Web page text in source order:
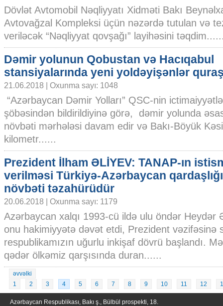
Dövlət Avtomobil Nəqliyyatı Xidməti Bakı
Avtovağzal Kompleksi üçün nəzərdə tutulan və
veriləcək “Nəqliyyat qovşağı” layihəsini
Dəmir yolunun Qobustan və Hacıqabul
stansiyalarında yeni yoldəyişənlər
21.06.2018 | Oxunma sayı: 1048
“Azərbaycan Dəmir Yolları” QSC-nin
şöbəsindən bildirildiyinə görə, dəmir yolunda
növbəti mərhələsi davam edir və Bakı-Böyük
kilometr......
Prezident İlham ƏLİYEV: TANAP-ın
verilməsi Türkiyə-Azərbaycan
növbəti təzahürüdür
20.06.2018 | Oxunma sayı: 1179
Azərbaycan xalqı 1993-cü ildə ulu öndər Heydər
onu hakimiyyətə dəvət etdi, Prezident vəzifəsinə
respublikamızın uğurlu inkişaf dövrü başlandı.
qədər ölkəmiz qarşısında duran......
əvvəlki
1
2 3 4 5 6 7 8 9 10 11 12
Azərbaycan Respublikası, Bakı ş., Bülbül prospekti, 18.